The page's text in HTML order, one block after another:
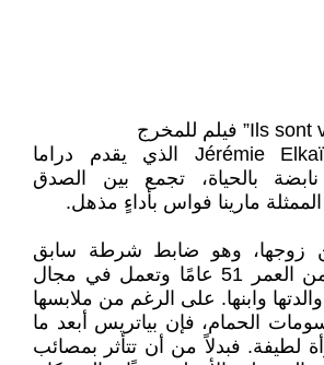
جيريمي إلكايم Jérémie Elkaïm الذي يقدم دراما
بالحياة، تجمع بين الصدق
الممثلة مارينا فواس بأداءٍ مذهل.
زوجها، وهو ضابط شرطة سابق
توفي مؤخرًا، تبلغ من العمر 51 عامًا وتعمل في مجال
وابنها. على الرغم من ملابسها
الحمام، فإن بياتريس أبعد ما
لطيفة. فبدلاً من أن تتأثر بمصائب